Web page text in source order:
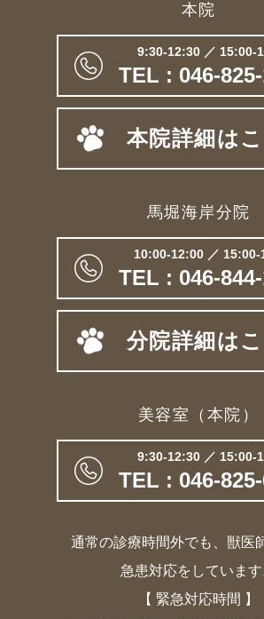
本院
9:30-12:30 ／ 15:00-
TEL : 046-
本院詳細は
馬堀海岸分院
10:00-12:00 ／ 15:00-
TEL : 046-
分院詳細は
美容室（本院）
9:30-12:30 ／ 15:00-
TEL : 046-
通常の診療時間外でも、獣医
急患対応をしています
【 緊急対応時間 】